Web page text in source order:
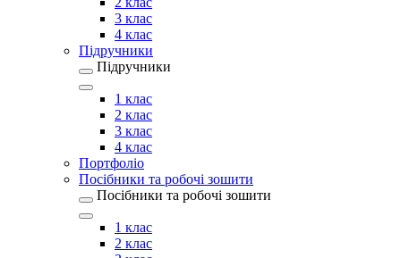
3 клас
4 клас
Підручники
Підручники
1 клас
2 клас
3 клас
4 клас
Портфоліо
Посібники та робочі зошити
Посібники та робочі зошити
1 клас
2 клас